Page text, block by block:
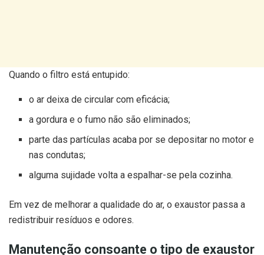
Quando o filtro está entupido:
o ar deixa de circular com eficácia;
a gordura e o fumo não são eliminados;
parte das partículas acaba por se depositar no motor e
nas condutas;
alguma sujidade volta a espalhar-se pela cozinha.
Em vez de melhorar a qualidade do ar, o exaustor passa a
redistribuir resíduos e odores.
Manutenção consoante o tipo de exaustor